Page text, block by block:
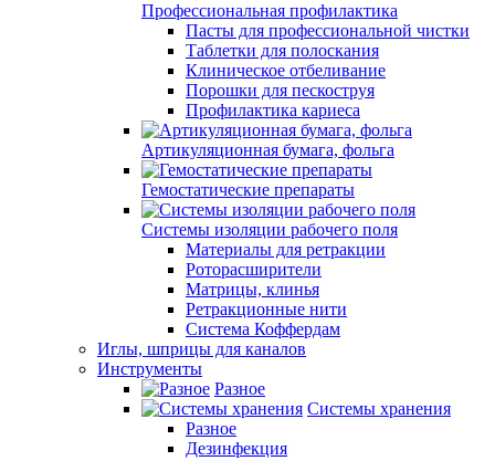
Профессиональная профилактика
Пасты для профессиональной чистки
Таблетки для полоскания
Клиническое отбеливание
Порошки для пескоструя
Профилактика кариеса
Артикуляционная бумага, фольга
Гемостатические препараты
Системы изоляции рабочего поля
Материалы для ретракции
Роторасширители
Матрицы, клинья
Ретракционные нити
Система Коффердам
Иглы, шприцы для каналов
Инструменты
Разное
Системы хранения
Разное
Дезинфекция